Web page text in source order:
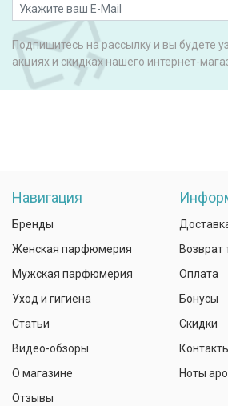
Подпишитесь на рассылку и вы будете
акциях и скидках нашего интернет-
Навигация
Бренды
Женская парфюмерия
Мужская парфюмерия
Уход и гигиена
Статьи
Видео-обзоры
О магазине
Отзывы
Возврат
Оплата
Бонусы
Скидки
Ноты